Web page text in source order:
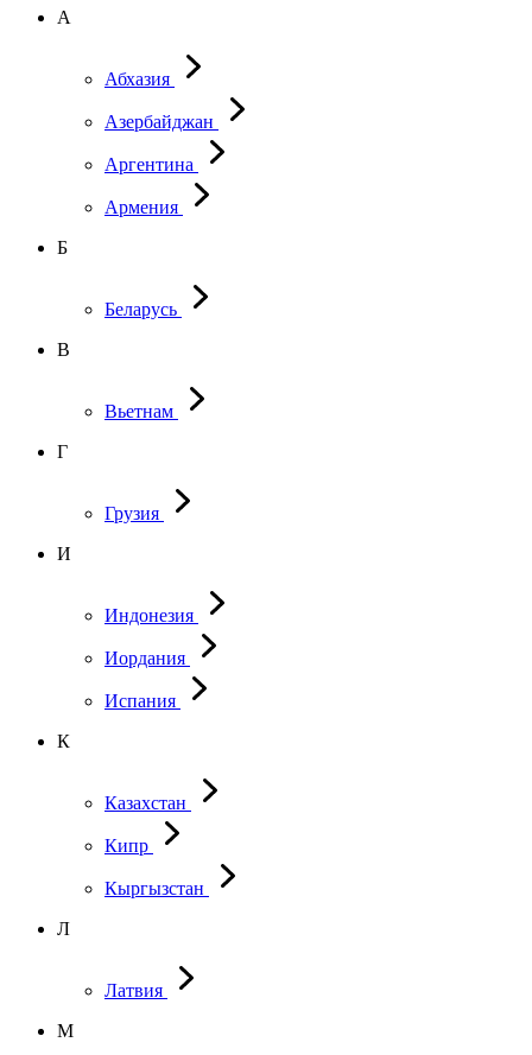
А
Абхазия
Азербайджан
Аргентина
Армения
Б
Беларусь
В
Вьетнам
Г
Грузия
И
Индонезия
Иордания
Испания
К
Казахстан
Кипр
Кыргызстан
Л
Латвия
М